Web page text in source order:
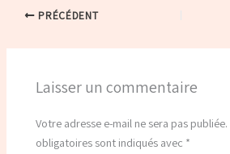
PRÉCÉDENT
Laisser un commentaire
Votre adresse e-mail ne sera pas publiée.
obligatoires sont indiqués avec *